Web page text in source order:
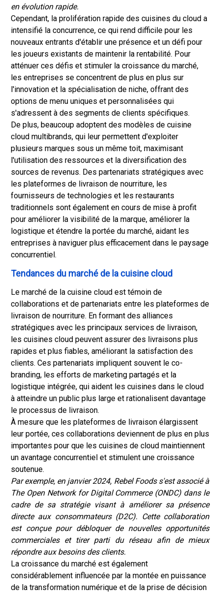
en évolution rapide.
Cependant, la prolifération rapide des cuisines du cloud a
intensifié la concurrence, ce qui rend difficile pour les
nouveaux entrants d'établir une présence et un défi pour
les joueurs existants de maintenir la rentabilité. Pour
atténuer ces défis et stimuler la croissance du marché,
les entreprises se concentrent de plus en plus sur
l'innovation et la spécialisation de niche, offrant des
options de menu uniques et personnalisées qui
s'adressent à des segments de clients spécifiques.
De plus, beaucoup adoptent des modèles de cuisine
cloud multibrands, qui leur permettent d'exploiter
plusieurs marques sous un même toit, maximisant
l'utilisation des ressources et la diversification des
sources de revenus. Des partenariats stratégiques avec
les plateformes de livraison de nourriture, les
fournisseurs de technologies et les restaurants
traditionnels sont également en cours de mise à profit
pour améliorer la visibilité de la marque, améliorer la
logistique et étendre la portée du marché, aidant les
entreprises à naviguer plus efficacement dans le paysage
concurrentiel.
Tendances du marché de la cuisine cloud
Le marché de la cuisine cloud est témoin de
collaborations et de partenariats entre les plateformes de
livraison de nourriture. En formant des alliances
stratégiques avec les principaux services de livraison,
les cuisines cloud peuvent assurer des livraisons plus
rapides et plus fiables, améliorant la satisfaction des
clients. Ces partenariats impliquent souvent le co-
branding, les efforts de marketing partagés et la
logistique intégrée, qui aident les cuisines dans le cloud
à atteindre un public plus large et rationalisent davantage
le processus de livraison.
À mesure que les plateformes de livraison élargissent
leur portée, ces collaborations deviennent de plus en plus
importantes pour que les cuisines de cloud maintiennent
un avantage concurrentiel et stimulent une croissance
soutenue.
Par exemple, en janvier 2024, Rebel Foods s'est associé à
The Open Network for Digital Commerce (ONDC) dans le
cadre de sa stratégie visant à améliorer sa présence
directe aux consommateurs (D2C). Cette collaboration
est conçue pour débloquer de nouvelles opportunités
commerciales et tirer parti du réseau afin de mieux
répondre aux besoins des clients.
La croissance du marché est également
considérablement influencée par la montée en puissance
de la transformation numérique et de la prise de décision